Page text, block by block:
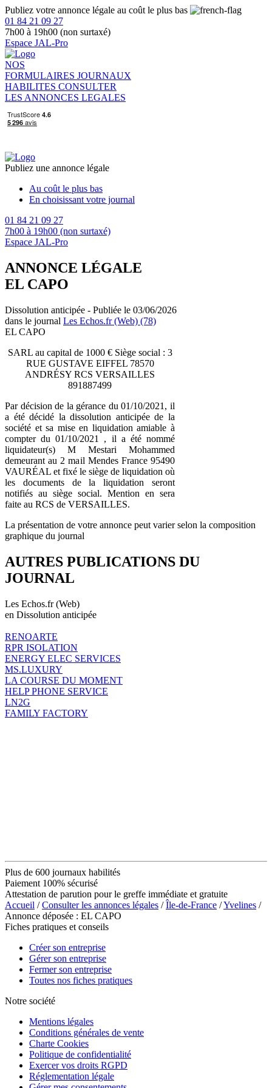
Publiez votre annonce légale au coût le plus bas
01 84 21 09 27
7h00 à 19h00 (non surtaxé)
Espace JAL-Pro
NOS
FORMULAIRES JOURNAUX
HABILITES CONSULTER
LES ANNONCES LEGALES
Publiez une annonce légale
Au coût le plus bas
En choisissant votre journal
01 84 21 09 27
7h00 à 19h00 (non surtaxé)
Espace JAL-Pro
ANNONCE LÉGALE
EL CAPO
Dissolution anticipée - Publiée le 03/06/2026
dans le journal Les Echos.fr (Web) (78)
EL CAPO
SARL au capital de 1000 € Siège social : 3
RUE GUSTAVE EIFFEL 78570
ANDRÉSY RCS VERSAILLES
891887499
Par décision de la gérance du 01/10/2021, il
a été décidé la dissolution anticipée de la
société et sa mise en liquidation amiable à
compter du 01/10/2021 , il a été nommé
liquidateur(s) M Mestari Mohammed
demeurant au 2 mail Mendes France 95490
VAURÉAL et fixé le siège de liquidation où
les documents de la liquidation seront
notifiés au siège social. Mention en sera
faite au RCS de VERSAILLES.
La présentation de votre annonce peut varier selon la composition
graphique du journal
AUTRES PUBLICATIONS DU
JOURNAL
Les Echos.fr (Web)
en Dissolution anticipée
RENOARTE
RPR ISOLATION
ENERGY ELEC SERVICES
MS.LUXURY
LA COURSE DU MOMENT
HELP PHONE SERVICE
LN2G
FAMILY FACTORY
Plus de 600 journaux habilités
Paiement 100% sécurisé
Attestation de parution pour le greffe immédiate et gratuite
Accueil /Consulter les annonces légales /Île-de-France /Yvelines /
Annonce déposée : EL CAPO
Fiches pratiques et conseils
Créer son entreprise
Gérer son entreprise
Fermer son entreprise
Toutes nos fiches pratiques
Notre société
Mentions légales
Conditions générales de vente
Charte Cookies
Politique de confidentialité
Exercer vos droits RGPD
Réglementation légale